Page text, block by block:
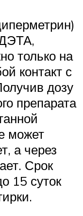
только на
контакт с
дозу
препарата
может
а через
Срок
15 суток